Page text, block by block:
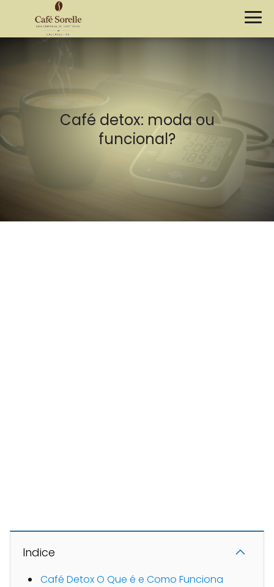
Café detox: moda ou
funcional?
Indice
Café Detox O Que é e Como Funciona